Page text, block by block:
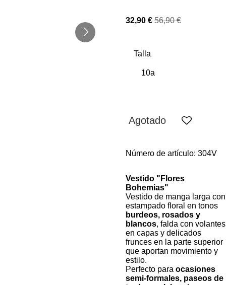
32,90 € 56,90 €
Talla
Agotado
Número de artículo: 304V
Vestido "Flores
Bohemias"
Vestido de manga larga con
estampado floral en tonos
burdeos, rosados y
blancos, falda con volantes
en capas y delicados
frunces en la parte superior
que aportan movimiento y
estilo.
Perfecto para ocasiones
semi-formales, paseos de